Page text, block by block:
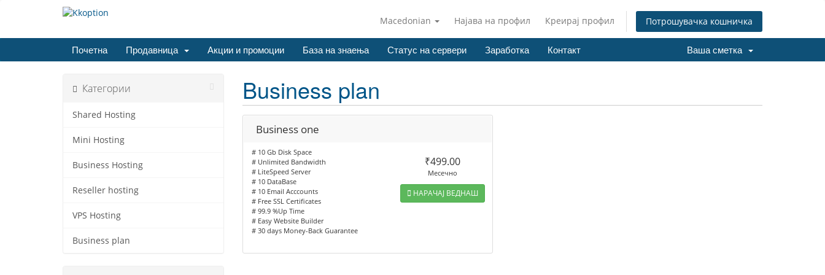
Macedonian Најава на профил Креирај профил Потрошувачка кошничка
Почетна Продавница Акции и промоции База на знаења Статус на сервери Заработка Контакт Ваша сметка
Категории
Shared Hosting
Mini Hosting
Business Hosting
Reseller hosting
VPS Hosting
Business plan
Business plan
Business one
# 10 Gb Disk Space
# Unlimited Bandwidth
# LiteSpeed Server
# 10 DataBase
# 10 Email Acccounts
# Free SSL Certificates
# 99.9 %Up Time
# Easy Website Builder
# 30 days Money-Back Guarantee
₹499.00
Месечно
НАРАЧАЈ ВЕДНАШ